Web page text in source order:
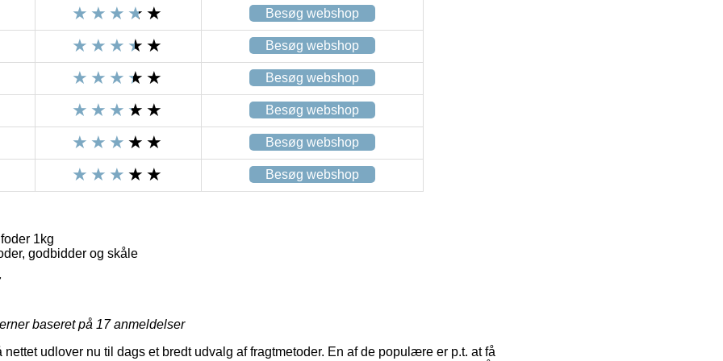
Besøg webshop
Besøg webshop
Besøg webshop
Besøg webshop
Besøg webshop
Besøg webshop
1kg
godbidder og skåle
baseret på 17anmeldelser
udlover nu til dags et bredt udvalg af fragtmetoder. En af de populære er p.t. at få